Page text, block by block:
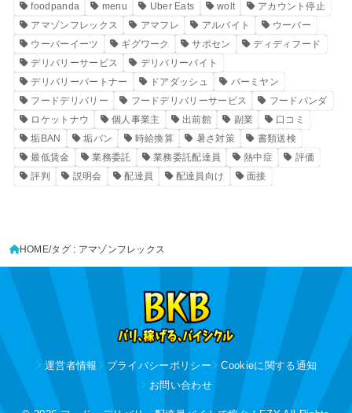
foodpanda
menu Uber Eats wolt
アカウント停止
アマゾンフレックス
アマフレ アルバイト
ウーバー
ウーバーイーツ
ギグワーク サポセン
ディディフード
デリバリーサービス
デリバリーバイト
デリバリーパートナー
ドアダッシュ
バーミヤン
フードデリバリー
フードデリバリーサービス
フードパンダ
ロケットナウ
個人事業主 出前館 副業
口コミ
垢BAN
垢バン 時給換算 暑さ対策
書類送検
最低賃金
業務委託 業務委託配達員 熱中症
評価
評判
説明会 配達員 配達員向け 面接
HOME タグ : アマゾンフレックス
運営者情報 プライバシーポリシー
Cookieに関する通知
お問い合わせ